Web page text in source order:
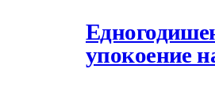
упокоение